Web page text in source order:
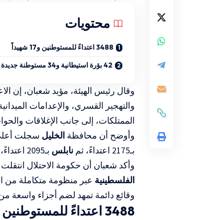
محتويات
3488 اعتداءً للمستوطنين و17 شهيداً
42 بؤرة استيطانية و34 مستوطنة جديدة
وقال رئيس الهيئة، مؤيد شعبان، إن
والتهجير القسري، والإعدامات
الممتلكات، إلى جانب الإغلاقات
وأوضح أن محافظة الخليل سجلت
بـ2175 اعتداءً، ثم
نابلس بـ2095 اعتداءً، فيما سجلت
وأكد شعبان أن حكومة الاحتلال
الفلسطينية عبر منظومة متكاملة
وقائع دائمة تمهد لضم أجزاء واسعة
3488 اعتداءً للمستوطنين و17 شهيداً